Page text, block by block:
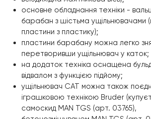
основне обладнання техніки -
барабан з шістьма ущільнювачами
пластини з пластику);
пластини барабану можна легко
перетворивши ущільнювач у каток;
на додаток техніка оснащена
відвалом з функцією підйому;
ущільнювач CAT можна також
іграшковою технікою Bruder
самоскид MAN TGS (арт. 03765),